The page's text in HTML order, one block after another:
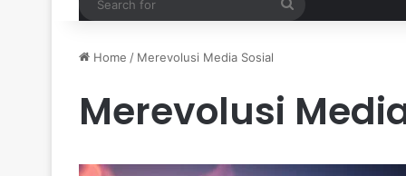
Home / Merevolusi Media Sosial
Merevolusi